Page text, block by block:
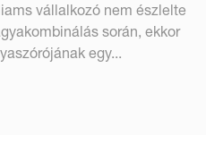
vállalkozó nem észlelte
során, ekkor
egy...